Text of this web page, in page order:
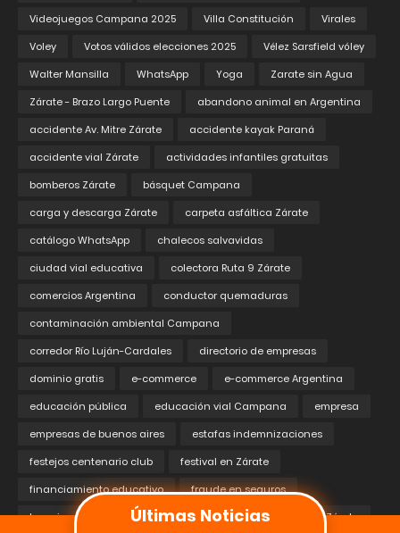
Últimas Noticias
Videojuegos Campana 2025
Villa Constitución
Virales
Voley
Votos válidos elecciones 2025
Vélez Sarsfield vóley
Walter Mansilla
WhatsApp Yoga
Zarate sin Agua
Zárate - Brazo Largo Puente
abandono animal en Argentina
accidente Av. Mitre Zárate
accidente kayak Paraná
accidente vial Zárate
actividades infantiles gratuitas
bomberos Zárate
básquet Campana
carga y descarga Zárate
carpeta asfáltica Zárate
catálogo WhatsApp
chalecos salvavidas
ciudad vial educativa
colectora Ruta 9 Zárate
comercios Argentina
conductor quemaduras
contaminación ambiental Campana
corredor Río Luján-Cardales
directorio de empresas
dominio gratis
e-commerce
e-commerce Argentina
educación pública
educación vial Campana
empresa
empresas de buenos aires
estafas indemnizaciones
festejos centenario club
festival en Zárate
financiamiento educativo
fraude en seguros
horarios comerciales Zárate
inauguración sanatorio Zárate